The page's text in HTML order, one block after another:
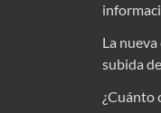
La
subida
¿Cuánto